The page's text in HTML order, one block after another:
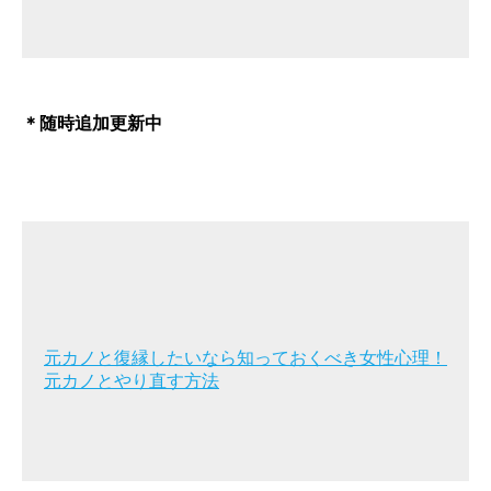
＊随時追加更新中
元カノと復縁したいなら知っておくべき女性心理！
元カノとやり直す方法